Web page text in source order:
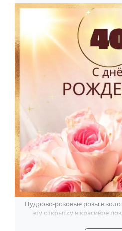
Пудрово-розовые розы в
эту открытку в красивое